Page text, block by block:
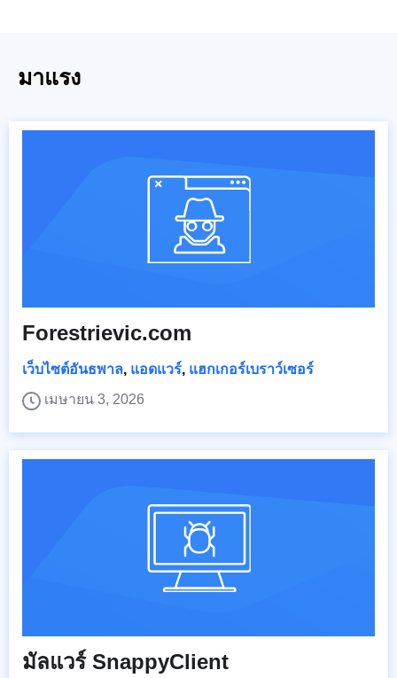
มาแรง
Forestrievic.com
เว็บไซต์อันธพาล, แอดแวร์, แฮกเกอร์เบราว์เซอร์
เมษายน 3, 2026
มัลแวร์ SnappyClient